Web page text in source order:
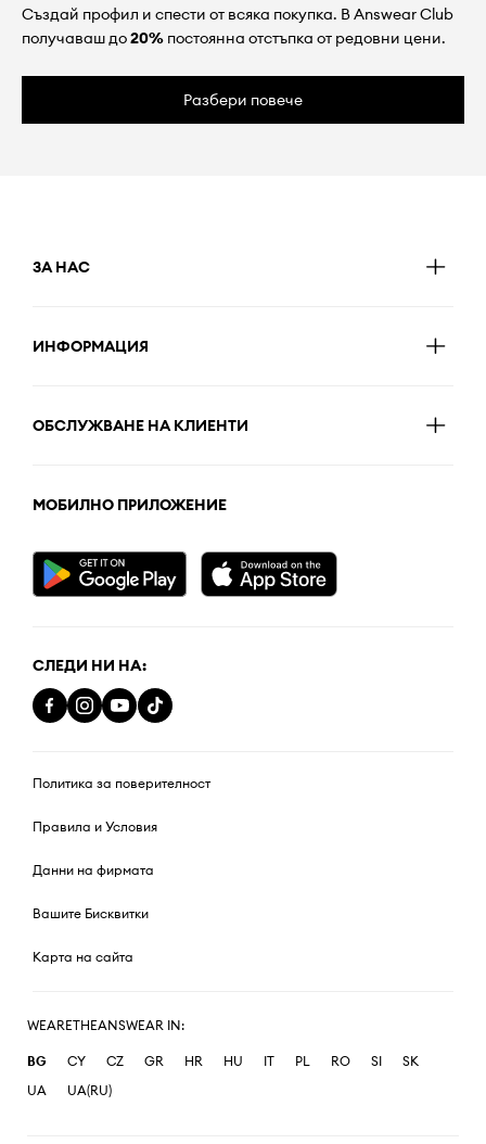
Създай профил и спести от всяка покупка. В Answear Club
получаваш до20% постоянна отстъпка от редовни цени.
Разбери повече
ЗА НАС
ИНФОРМАЦИЯ
ОБСЛУЖВАНЕ НА КЛИЕНТИ
МОБИЛНО ПРИЛОЖЕНИЕ
СЛЕДИ НИ НА:
Политика за поверителност
Правила и Условия
Данни на фирмата
Вашите Бисквитки
Карта на сайта
WEARETHEANSWEAR IN:
BG CY CZ GR HR HU IT PL RO SI
SK
UA
UA(RU)